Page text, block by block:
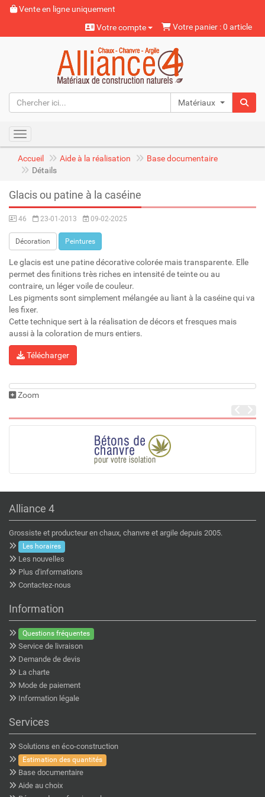
Vente en ligne uniquement
Votre compte
Votre panier : 0 article
Matériaux naturels
Toggle navigation
Accueil Aide à la réalisation
Base documentaire
Détails
Glacis ou patine à la caséine
46 23-01-2013 09-02-2025
Décoration Peintures
Le glacis est une patine décorative colorée mais transparente. Elle
permet des finitions très riches en intensité de teinte ou au
contraire, un léger voile de couleur.
Les pigments sont simplement mélangée au liant à la caséine qui va
les fixer.
Cette technique sert à la réalisation de décors et fresques mais
aussi à la coloration de murs entiers.
Télécharger
Zoom
Alliance 4
Grossiste et producteur en chaux, chanvre et argile depuis 2005.
Les horaires
Les nouvelles
Plus d'informations
Contactez-nous
Information
Questions fréquentes
Service de livraison
Demande de devis
La charte
Mode de paiement
Information légale
Services
Solutions en éco-construction
Estimation des quantités
Base documentaire
Aide au choix